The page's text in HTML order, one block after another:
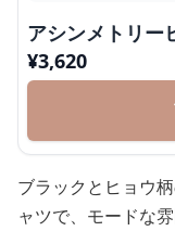
アシンメトリー
¥3,620
ブラックとヒョウ
ャツで、モードな